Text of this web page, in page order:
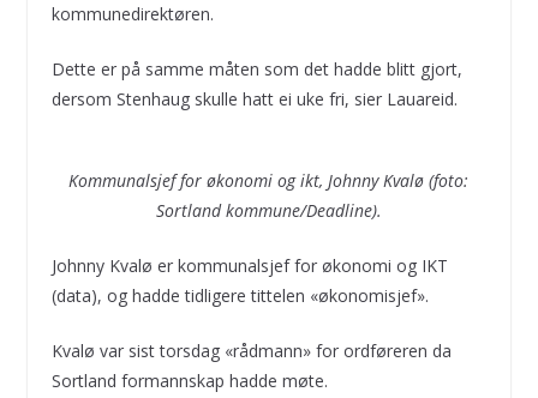
kommunedirektøren.
Dette er på samme måten som det hadde blitt gjort,
dersom Stenhaug skulle hatt ei uke fri, sier Lauareid.
Kommunalsjef for økonomi og ikt, Johnny Kvalø (foto:
Sortland kommune/Deadline).
Johnny Kvalø er kommunalsjef for økonomi og IKT
(data), og hadde tidligere tittelen «økonomisjef».
Kvalø var sist torsdag «rådmann» for ordføreren da
Sortland formannskap hadde møte.